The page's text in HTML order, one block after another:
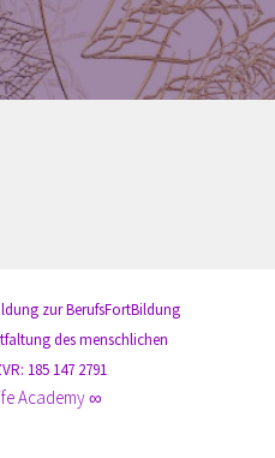
zur BerufsFortBildung
des menschlichen
185 147 2791
Academy ∞